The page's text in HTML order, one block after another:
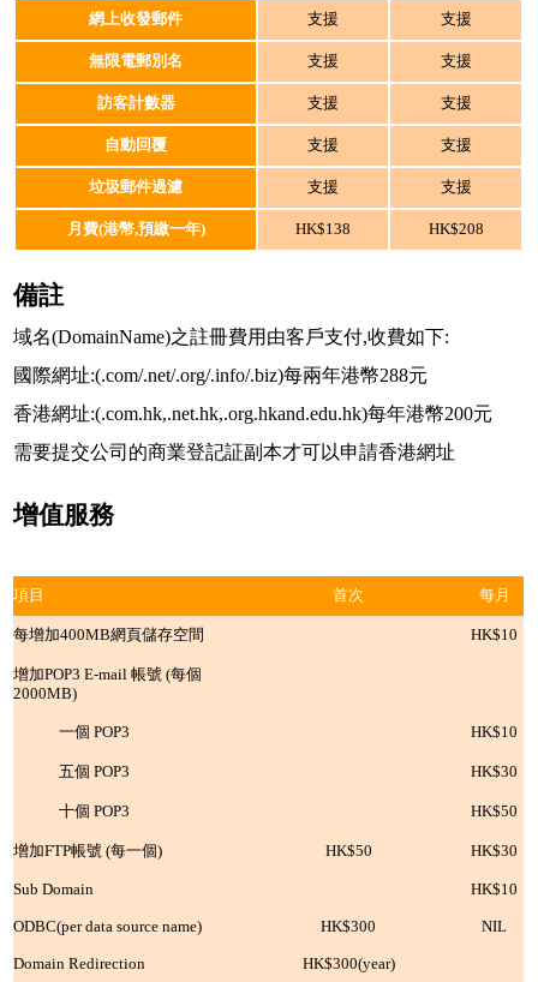
網上收發郵件 支援 支援
無限電郵別名 支援 支援
訪客計數器 支援 支援
自動回覆 支援 支援
垃圾郵件過濾 支援 支援
月費(港幣,預繳一年) HK$138 HK$208
備註
域名(DomainName)之註冊費用由客戶支付,收費如下:
國際網址:(.com/.net/.org/.info/.biz)每兩年港幣288元
香港網址:(.com.hk,.net.hk,.org.hkand.edu.hk)每年港幣200元
需要提交公司的商業登記証副本才可以申請香港網址
增值服務
項目 首次 每月
每增加400MB網頁儲存空間 HK$10
增加POP3 E-mail 帳號 (每個
2000MB)
一個 POP3 HK$10
五個 POP3 HK$30
十個 POP3 HK$50
增加FTP帳號 (每一個) HK$50 HK$30
Sub Domain HK$10
ODBC(per data source name) HK$300 NIL
Domain Redirection HK$300(year)